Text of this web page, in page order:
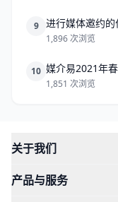
9 进行媒体邀约
1,896 次浏览
10 媒介易2021年
1,851 次浏览
关于我们
产品与服务